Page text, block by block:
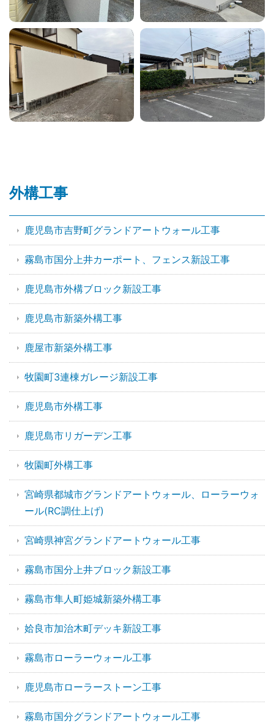
外構工事
鹿児島市吉野町グランドアートウォール工事
霧島市国分上井カーポート、フェンス新設工事
鹿児島市外構ブロック新設工事
鹿児島市新築外構工事
鹿屋市新築外構工事
牧園町3連棟ガレージ新設工事
鹿児島市外構工事
鹿児島市リガーデン工事
牧園町外構工事
宮崎県都城市グランドアートウォール、ローラーウォ
ール(RC調仕上げ)
宮崎県神宮グランドアートウォール工事
霧島市国分上井ブロック新設工事
霧島市隼人町姫城新築外構工事
姶良市加治木町デッキ新設工事
霧島市ローラーウォール工事
鹿児島市ローラーストーン工事
霧島市国分グランドアートウォール工事